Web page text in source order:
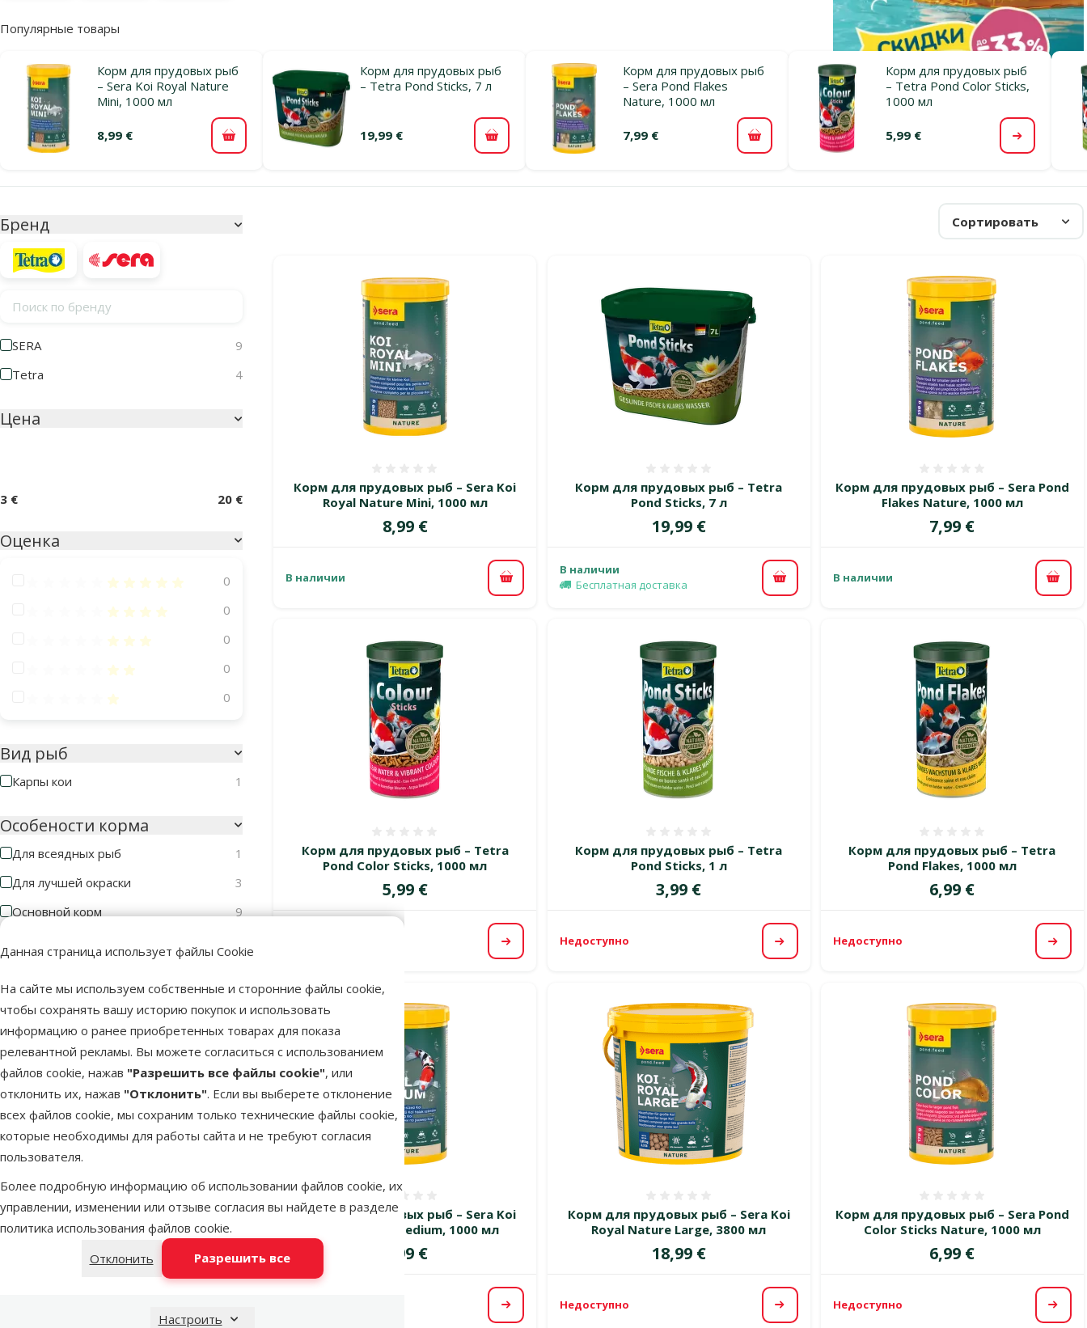
Данная страница использует файлы Cookie
На сайте мы используем собственные и сторонние файлы cookie,
чтобы сохранять вашу историю покупок и использовать
информацию о ранее приобретенных товарах для показа
релевантной рекламы. Вы можете согласиться с использованием
файлов cookie, нажав "Разрешить все файлы cookie", или
отклонить их, нажав "Отклонить". Если вы выберете отклонение
всех файлов cookie, мы сохраним только технические файлы cookie,
которые необходимы для работы сайта и не требуют согласия
пользователя.
Более подробную информацию об использовании файлов cookie, их
управлении, изменении или отзыве согласия вы найдете в разделе
политика использования файлов cookie.
Отклонить
Разрешить все
Настроить
Популярные товары
Корм для прудовых рыб
– Sera Koi Royal Nature
Mini, 1000 мл
8,99 € В корзину
Корм для прудовых рыб
– Tetra Pond Sticks, 7 л
19,99 € В корзину
Корм для прудовых рыб
– Sera Pond Flakes
Nature, 1000 мл
7,99 € В корзину
Корм для прудовых рыб
– Tetra Pond Color Sticks,
1000 мл
5,99 €
Бренд
Поиск по бренду
SERA
9
Tetra
4
Цена
3 € 20 €
Оценка
Оценка 100%
0
Оценка 80%
0
Оценка 60%
0
Оценка 40%
0
Оценка 20%
0
Вид рыб
Карпы кои 1
Особености корма
Для всеядных рыб
1
Для лучшей окраски
3
Основной корм
9
Тип корма
XL гранулы
3
Гранулы
7
Смесь
Хлопья
2
Сортировать
Корм для прудовых рыб – Sera Koi
Royal Nature Mini, 1000 мл
Цена
8,99 €
В наличии В корзину
Корм для прудовых рыб – Tetra
Pond Sticks, 7 л
Цена
19,99 €
В наличии
Бесплатная доставка
В корзину
Корм для прудовых рыб – Sera Pond
Flakes Nature, 1000 мл
Цена
7,99 €
В наличии В
Корм для прудовых рыб – Tetra
Pond Color Sticks, 1000 мл
Цена
5,99 €
Посмотреть
Корм для прудовых рыб – Tetra
Pond Sticks, 1 л
Цена
3,99 €
Недоступно Посмотреть
Корм для прудовых рыб – Tetra
Pond Flakes, 1000 мл
Цена
6,99 €
Недоступно
Корм для прудовых рыб – Sera Koi
Royal Nature Medium, 1000 мл
Цена
8,99 €
Посмотреть
Корм для прудовых рыб – Sera Koi
Royal Nature Large, 3800 мл
Цена
18,99 €
Недоступно Посмотреть
Корм для прудовых рыб – Sera Pond
Color Sticks Nature, 1000 мл
Цена
6,99 €
Недоступно